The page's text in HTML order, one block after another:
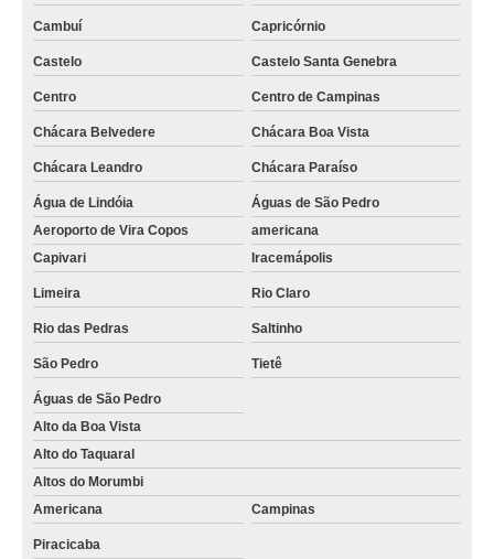
Cambuí Capricórnio
Castelo Castelo Santa Genebra
Centro Centro de Campinas
Chácara Belvedere Chácara Boa Vista
Chácara Leandro Chácara Paraíso
Água de Lindóia
Águas de São Pedro
Aeroporto de Vira Copos
americana
Capivari
Iracemápolis
Limeira Rio Claro
Rio das Pedras Saltinho
São Pedro Tietê
Águas de São Pedro
Alto da Boa Vista
Alto do Taquaral
Altos do Morumbi
Americana
Campinas
Piracicaba